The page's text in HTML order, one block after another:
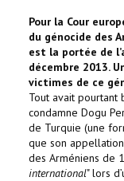
VERENIGINGEN
CONTACT
Pour la Cour
du génocide des
est la portée de
décembre 2013.
victimes de ce
Tout avait pourtant
condamne Dogu
de Turquie (une
que son
des Arméniens de
international" lors